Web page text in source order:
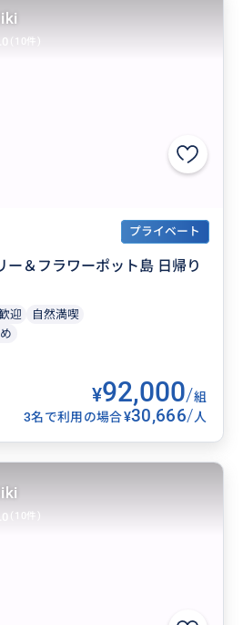
ダへ。トロント発・東部カナ
プライベート
ー＆フラワーポット島 日帰り
迎
自然満喫
¥92,000/組
3名で利用の場合¥30,666/人
(10件)
(10件)